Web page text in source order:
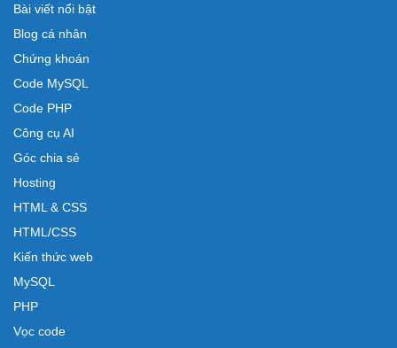
Bài viết nổi bật
Blog cá nhân
Chứng khoán
Code MySQL
Code PHP
Công cụ AI
Góc chia sẻ
Hosting
HTML & CSS
HTML/CSS
Kiến thức web
MySQL
PHP
Vọc code